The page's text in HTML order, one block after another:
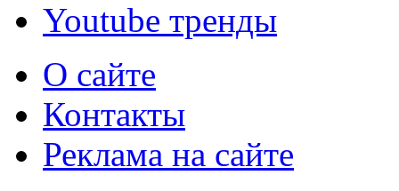
Youtube тренды
О сайте
Контакты
Реклама на сайте